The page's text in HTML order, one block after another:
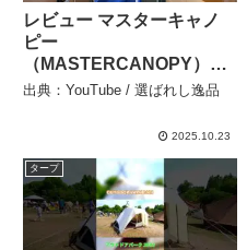
レビュー マスターキャノ
ピー
（MASTERCANOPY）サ
イドシート（横幕）タープ
風 UVカット遮熱 取り外し
ア用 【サイドシート一
枚】 – 選ばれし逸品
出典：YouTube / 選ばれし逸品
2025.10.23
タープ